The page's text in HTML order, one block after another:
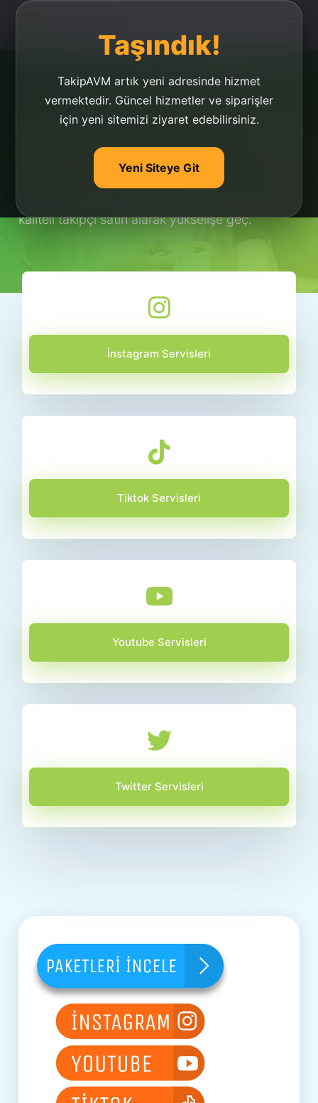
Taşındık!
TakipAVM artık yeni adresinde hizmet
vermektedir. Güncel hizmetler ve siparişler
için yeni sitemizi ziyaret edebilirsiniz.
Yeni Siteye Git
İnstagram Kaliteli Takipçi
kaliteli takipçi satın alarak yükselişe geç.
İnstagram Servisleri
Tiktok Servisleri
Youtube Servisleri
Twitter Servisleri